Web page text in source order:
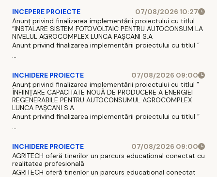
INCEPERE PROIECTE
07/08/2026 10:27
Anunț privind finalizarea implementării proiectului cu titlul
”INSTALARE SISTEM FOTOVOLTAIC PENTRU AUTOCONSUM LA
NIVELUL AGROCOMPLEX LUNCA PAȘCANI S.A
Anunt privind finalizarea implementării proiectului cu titlul ”
...
INCHIDERE PROIECTE
07/08/2026 09:00
Anunț privind finalizarea implementării proiectului cu titlul ”
ÎNFIINȚARE CAPACITATE NOUĂ DE PRODUCERE A ENERGIEI
REGENERABILE PENTRU AUTOCONSUMUL AGROCOMPLEX
LUNCA PAȘCANI S.A.
Anunt privind finalizarea implementării proiectului cu titlul ”
...
INCHIDERE PROIECTE
07/08/2026 09:00
AGRITECH oferă tinerilor un parcurs educațional conectat cu
realitatea profesională
AGRITECH oferă tinerilor un parcurs educational conectat